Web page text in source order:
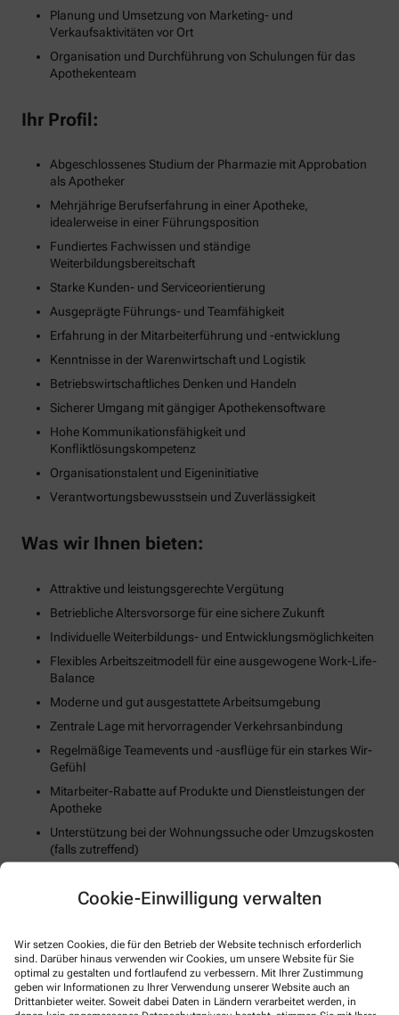
Cookie-Einwilligung verwalten
Wir setzen Cookies, die für den Betrieb der Website technisch erforderlich
sind. Darüber hinaus verwenden wir Cookies, um unsere Website für Sie
optimal zu gestalten und fortlaufend zu verbessern. Mit Ihrer Zustimmung
geben wir Informationen zu Ihrer Verwendung unserer Website auch an
Drittanbieter weiter. Soweit dabei Daten in Ländern verarbeitet werden, in
Planung und Umsetzung von Marketing- und
Verkaufsaktivitäten vor Ort
Organisation und Durchführung von Schulungen für das
Apothekenteam
Ihr Profil:
Abgeschlossenes Studium der Pharmazie mit Approbation
als Apotheker
Mehrjährige Berufserfahrung in einer Apotheke,
idealerweise in einer Führungsposition
Fundiertes Fachwissen und ständige
Weiterbildungsbereitschaft
Starke Kunden- und Serviceorientierung
Ausgeprägte Führungs- und Teamfähigkeit
Erfahrung in der Mitarbeiterführung und -entwicklung
Kenntnisse in der Warenwirtschaft und Logistik
Betriebswirtschaftliches Denken und Handeln
Sicherer Umgang mit gängiger Apothekensoftware
Hohe Kommunikationsfähigkeit und
Konfliktlösungskompetenz
Organisationstalent und Eigeninitiative
Verantwortungsbewusstsein und Zuverlässigkeit
Was wir Ihnen bieten:
Attraktive und leistungsgerechte Vergütung
Betriebliche Altersvorsorge für eine sichere Zukunft
Individuelle Weiterbildungs- und Entwicklungsmöglichkeiten
Flexibles Arbeitszeitmodell für eine ausgewogene Work-Life-
Balance
Moderne und gut ausgestattete Arbeitsumgebung
Zentrale Lage mit hervorragender Verkehrsanbindung
Regelmäßige Teamevents und -ausflüge für ein starkes Wir-
Gefühl
Mitarbeiter-Rabatte auf Produkte und Dienstleistungen der
Apotheke
Unterstützung bei der Wohnungssuche oder Umzugskosten
(falls zutreffend)
Gesundheits- und Fitnessangebote zur Stärkung des
körperlichen Wohlbefindens
So können Sie sich bewerben
E-Mail